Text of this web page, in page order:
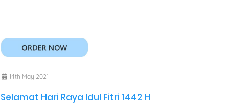
14th May 2021
Selamat Hari Raya Idul Fitri 1442 H